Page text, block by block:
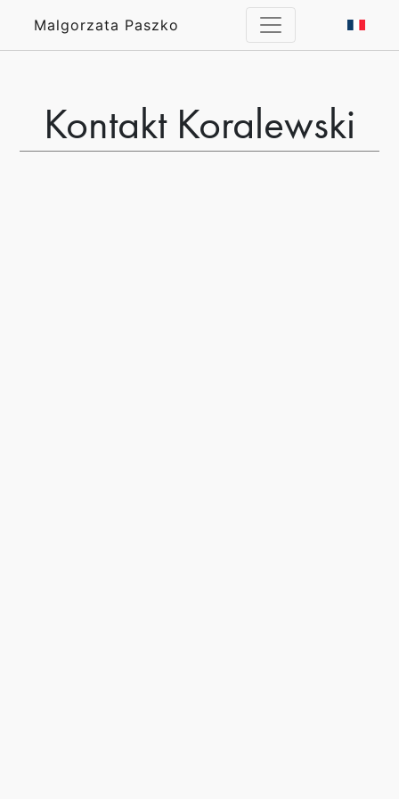
Malgorzata Paszko
Kontakt Koralewski